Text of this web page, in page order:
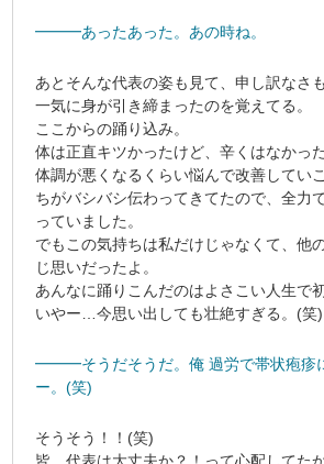
━━━あったあった。あの時ね。
あとそんな代表の姿も見て、申し訳なさ
一気に身が引き締まったのを覚えてる。
ここからの踊り込み。
体は正直キツかったけど、辛くはなかった
体調が悪くなるくらい悩んで改善してい
ちがバシバシ伝わってきてたので、全力
っていました。
でもこの気持ちは私だけじゃなくて、他
じ思いだったよ。
あんなに踊りこんだのはよさこい人生で
いやー…今思い出しても壮絶すぎる。(笑)
━━━そうだそうだ。俺 過労で帯状疱疹
ー。(笑)
そうそう！！(笑)